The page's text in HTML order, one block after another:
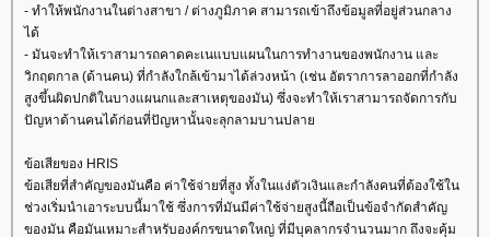
- ทำให้พนักงานในต่างสาขา / ต่างภูมิภาค สามารถเข้าถึงข้อมูลที่อยู่ส่วนกลาง
ได้
- มันจะทำให้เราสามารถคาดคะเนแบบแผนในการทำงานของพนักงาน และ
วิกฤตกาล (ด้านคน) ที่กำลังใกล้เข้ามาได้ล่วงหน้า (เช่น อัตราการลาออกที่กำลัง
สูงขึ้นผิดปกติในบางแผนกและสาเหตุของมัน) ซึ่งจะทำให้เราสามารถจัดการกับ
ปัญหาด้านคนได้ก่อนที่ปัญหานั้นจะลุกลามบานปลา
ข้อเสียของ HRIS
ข้อเสียที่สำคัญของมันคือ ค่าใช้จ่ายที่สูง ทั้งในแง่ตัวเงินและกำลังคนที่ต้องใช้ใน
ช่วงเริ่มนำเอาระบบนี้มาใช้ ซึ่งการที่มันมีค่าใช้จ่ายสูงนี้ถือเป็นข้อจำกัดสำคัญ
ของมัน คือมันเหมาะสำหรับองค์กรขนาดใหญ่ ที่มีบุคลากรจำนวนมาก ถึงจะคุ้ม